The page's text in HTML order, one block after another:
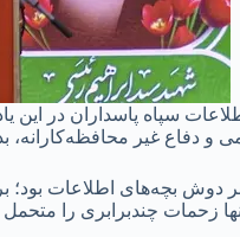
سپاه پاسداران در این
و دفاع غیر محافظه‌کارانه،
دوش بچه‌های اطلاعات
زحمات چندبرابری را